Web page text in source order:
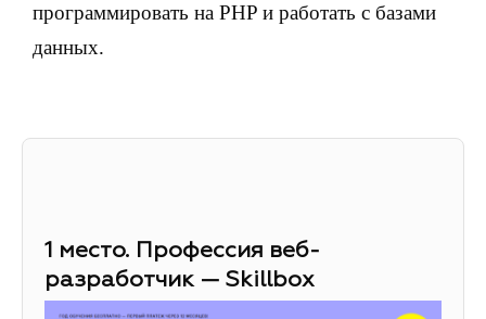
программировать на PHP и работать с базами
данных.
1 место. Профессия веб-
разработчик — Skillbox